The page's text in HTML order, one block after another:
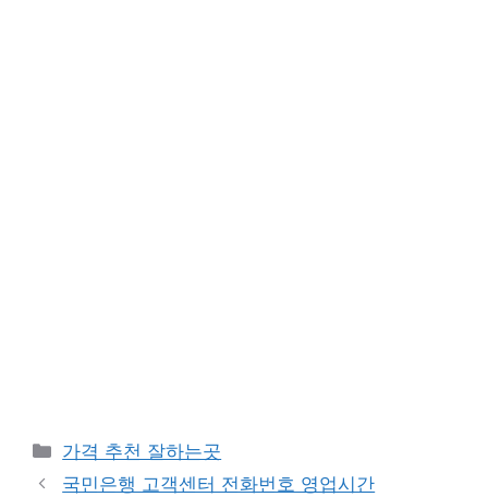
카
테
가격 추천 잘하는곳
국민은행 고객센터 전화번호 영업시간